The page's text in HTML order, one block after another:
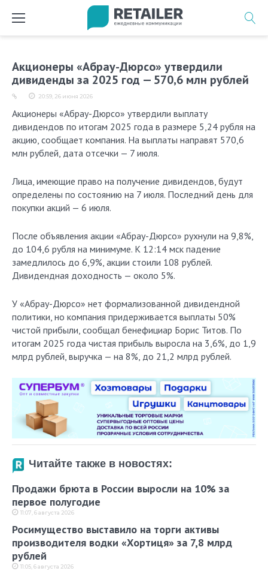
Акционеры «Абрау-Дюрсо» утвердили
дивиденды за 2025 год — 570,6 млн рублей
20:59, 26 июня 2026
Акционеры «Абрау-Дюрсо» утвердили выплату
дивидендов по итогам 2025 года в размере 5,24 рубля на
акцию, сообщает компания. На выплаты направят 570,6
млн рублей, дата отсечки — 7 июля.
Лица, имеющие право на получение дивидендов, будут
определены по состоянию на 7 июля. Последний день для
покупки акций — 6 июля.
После объявления акции «Абрау-Дюрсо» рухнули на 9,8%,
до 104,6 рубля на минимуме. К 12:14 мск падение
замедлилось до 6,9%, акции стоили 108 рублей.
Дивидендная доходность — около 5%.
У «Абрау-Дюрсо» нет формализованной дивидендной
политики, но компания придерживается выплаты 50%
чистой прибыли, сообщал бенефициар Борис Титов. По
итогам 2025 года чистая прибыль выросла на 3,6%, до 1,9
млрд рублей, выручка — на 8%, до 21,2 млрд рублей.
Читайте также в новостях:
Продажи брюта в России выросли на 10% за
первое полугодие
11:07, 6 августа 2026
Росимущество выставило на торги активы
производителя водки «Хортиця» за 7,8 млрд
рублей
11:05, 6 августа 2026